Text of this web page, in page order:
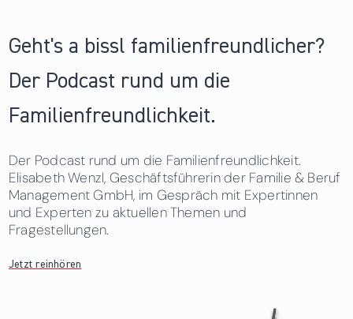
Geht's a bissl familienfreundlicher?
Der Podcast rund um die
Familienfreundlichkeit.
Der Podcast rund um die Familienfreundlichkeit.
Elisabeth Wenzl, Geschäftsführerin der Familie & Beruf
Management GmbH, im Gespräch mit Expertinnen
und Experten zu aktuellen Themen und
Fragestellungen.
Jetzt reinhören